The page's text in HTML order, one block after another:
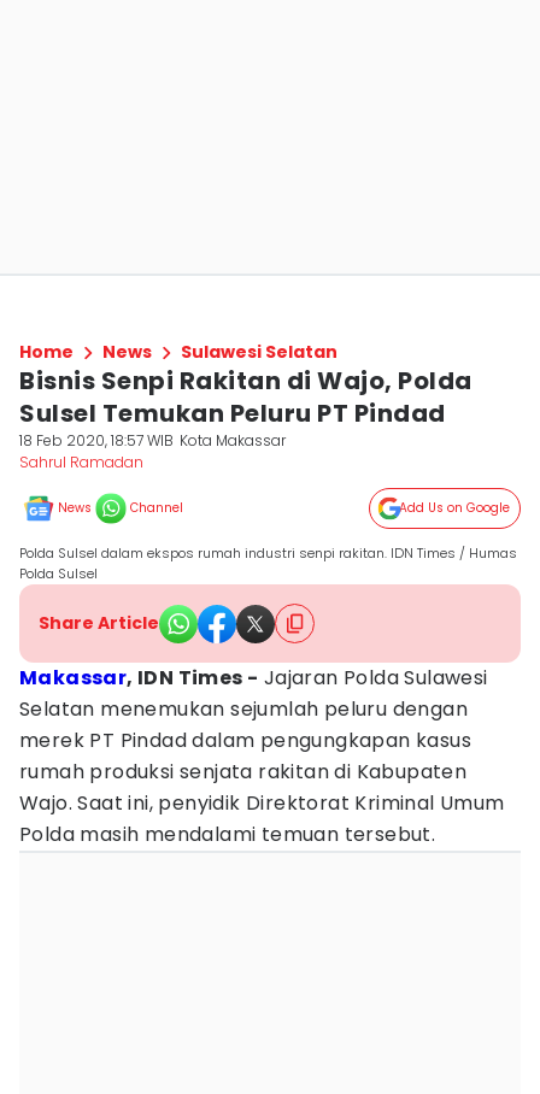
Home News Sulawesi Selatan
Bisnis Senpi Rakitan di Wajo, Polda
Sulsel Temukan Peluru PT Pindad
18 Feb 2020, 18:57 WIB Kota Makassar
Sahrul Ramadan
News Channel Add Us on Google
Polda Sulsel dalam ekspos rumah industri senpi rakitan. IDN Times / Humas
Polda Sulsel
Share Article
Makassar, IDN Times - Jajaran Polda Sulawesi
Selatan menemukan sejumlah peluru dengan
merek PT Pindad dalam pengungkapan kasus
rumah produksi senjata rakitan di Kabupaten
Wajo. Saat ini, penyidik Direktorat Kriminal Umum
Polda masih mendalami temuan tersebut.